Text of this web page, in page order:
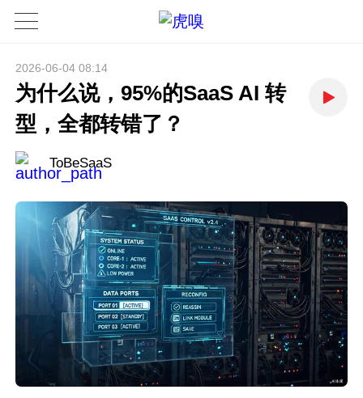
2026-06-04 08:14
为什么说，95%的SaaS AI 转
型，全都转错了？
ToBeSaaS